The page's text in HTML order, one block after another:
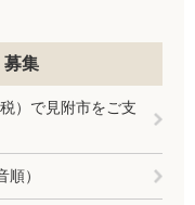
募集
）で見附市をご支
）